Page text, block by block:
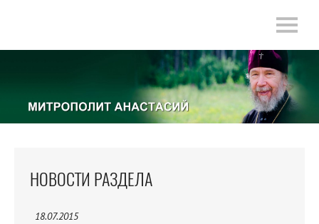
НОВОСТИ РАЗДЕЛА
18.07.2015